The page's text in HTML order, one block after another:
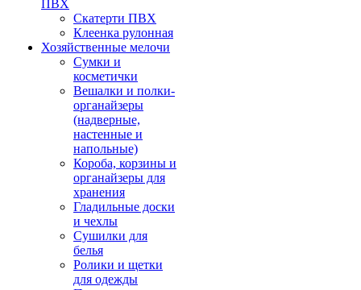
ПВХ
Скатерти ПВХ
Клеенка рулонная
Хозяйственные мелочи
Сумки и
косметички
Вешалки и полки-
органайзеры
(надверные,
настенные и
напольные)
Короба, корзины и
органайзеры для
хранения
Гладильные доски
и чехлы
Сушилки для
белья
Ролики и щетки
для одежды